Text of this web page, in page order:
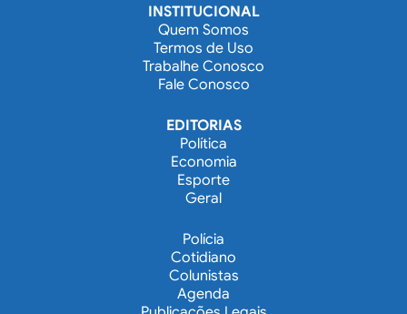
INSTITUCIONAL
Quem Somos
Termos de Uso
Trabalhe Conosco
Fale Conosco
EDITORIAS
Política
Economia
Esporte
Geral
Polícia
Cotidiano
Colunistas
Agenda